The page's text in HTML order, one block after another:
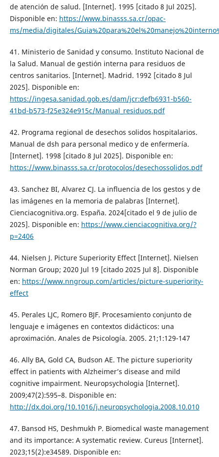
de atención de salud. [Internet]. 1995 [citado 8 Jul 2025].
Disponible en: https://www.binasss.sa.cr/opac-
ms/media/digitales/
41. Ministerio de Sanidad y consumo. Instituto Nacional de
la Salud. Manual de gestión interna para residuos de
centros sanitarios. [Internet]. Madrid. 1992 [citado 8 Jul
2025]. Disponible en:
https://ingesa.sanidad.gob.es/dam/jcr:defb6931-b560-
41bd-b573-f25e324e915c/Manual_residuos.pdf
42. Programa regional de desechos solidos hospitalarios.
Manual de dsh para personal medico y de enfermería.
[Internet]. 1998 [citado 8 Jul 2025]. Disponible en:
https://www.binasss.sa.cr/protocolos/desechossolidos.pdf
43. Sanchez BI, Alvarez CJ. La influencia de los gestos y de
las imágenes en la memoria de palabras [Internet].
Cienciacognitiva.org. España. 2024[citado el 9 de julio de
2025]. Disponible en: https://www.cienciacognitiva.org/?
p=2406
44. Nielsen J. Picture Superiority Effect [Internet]. Nielsen
Norman Group; 2020 Jul 19 [citado 2025 Jul 8]. Disponible
en: https://www.nngroup.com/articles/picture-superiority-
effect
45. Perales LJC, Romero BJF. Procesamiento conjunto de
lenguaje e imágenes en contextos didácticos: una
aproximación. Anales de Psicología. 2005. 21;1:129-147
46. Ally BA, Gold CA, Budson AE. The picture superiority
effect in patients with Alzheimer’s disease and mild
cognitive impairment. Neuropsychologia [Internet].
2009;47(2):595–8. Disponible en:
http://dx.doi.org/10.1016/j.neuropsychologia.2008.10.010
47. Bansod HS, Deshmukh P. Biomedical waste management
and its importance: A systematic review. Cureus [Internet].
2023;15(2):e34589. Disponible en: